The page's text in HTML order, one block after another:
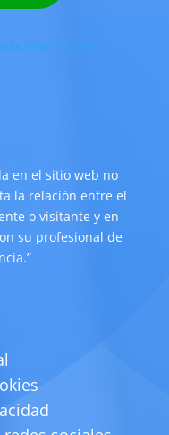
en el sitio web no
la relación entre el
o visitante y en
su profesional de